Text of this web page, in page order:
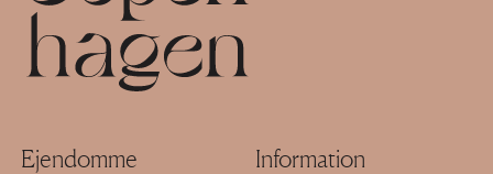
Ejendomme Information